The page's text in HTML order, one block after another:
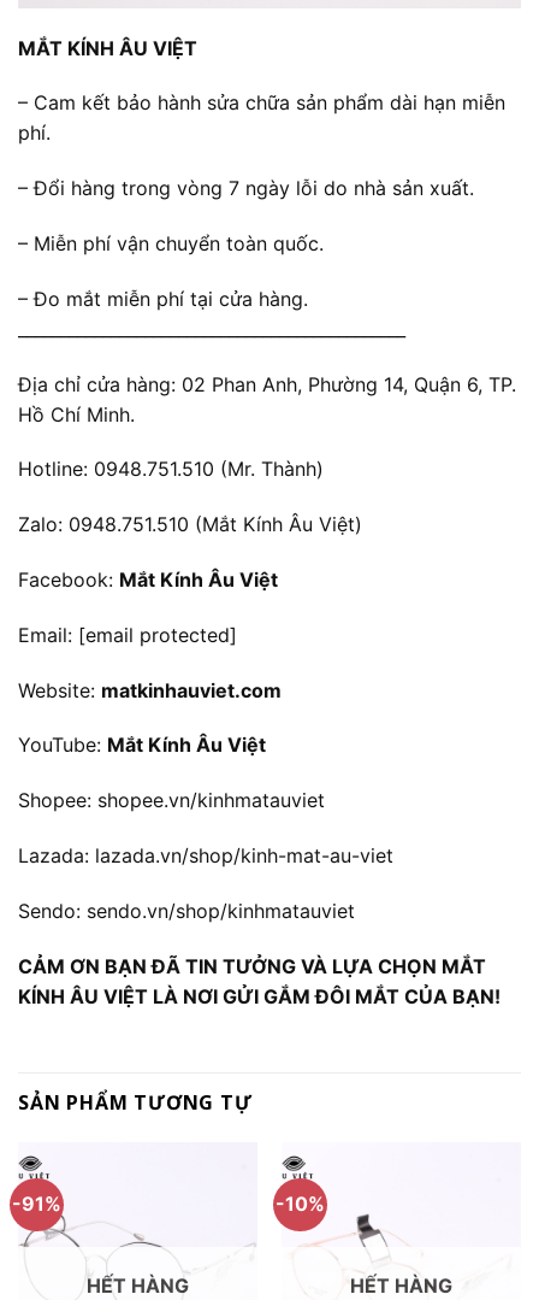
MẮT KÍNH ÂU VIỆT
– Cam kết bảo hành sửa chữa sản phẩm dài hạn miễn
phí.
– Đổi hàng trong vòng 7 ngày lỗi do nhà sản xuất.
– Miễn phí vận chuyển toàn quốc.
– Đo mắt miễn phí tại cửa hàng.
Địa chỉ cửa hàng: 02 Phan Anh, Phường 14, Quận 6, TP.
Hồ Chí Minh.
Hotline: 0948.751.510 (Mr. Thành)
Zalo: 0948.751.510 (Mắt Kính Âu Việt)
Facebook: Mắt Kính Âu Việt
Email: [email protected]
Website: matkinhauviet.com
YouTube: Mắt Kính Âu Việt
Shopee: shopee.vn/kinhmatauviet
Lazada: lazada.vn/shop/kinh-mat-au-viet
Sendo: sendo.vn/shop/kinhmatauviet
CẢM ƠN BẠN ĐÃ TIN TƯỞNG VÀ LỰA CHỌN MẮT
KÍNH ÂU VIỆT LÀ NƠI GỬI GẮM ĐÔI MẮT CỦA BẠN!
SẢN PHẨM TƯƠNG TỰ
-91%
HẾT HÀNG
-10%
HẾT HÀNG